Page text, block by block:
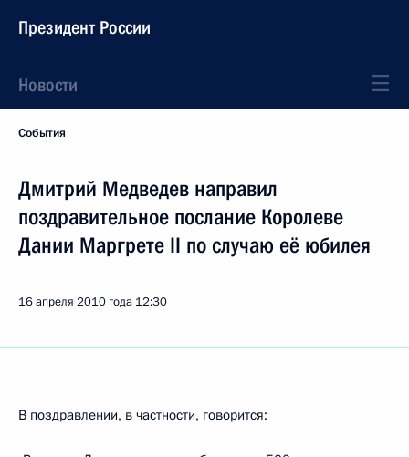
Президент России
Новости
События
Дмитрий Медведев направил
поздравительное послание Королеве
Дании Маргрете II по случаю её юбилея
16 апреля 2010 года 12:30
В поздравлении, в частности, говорится: